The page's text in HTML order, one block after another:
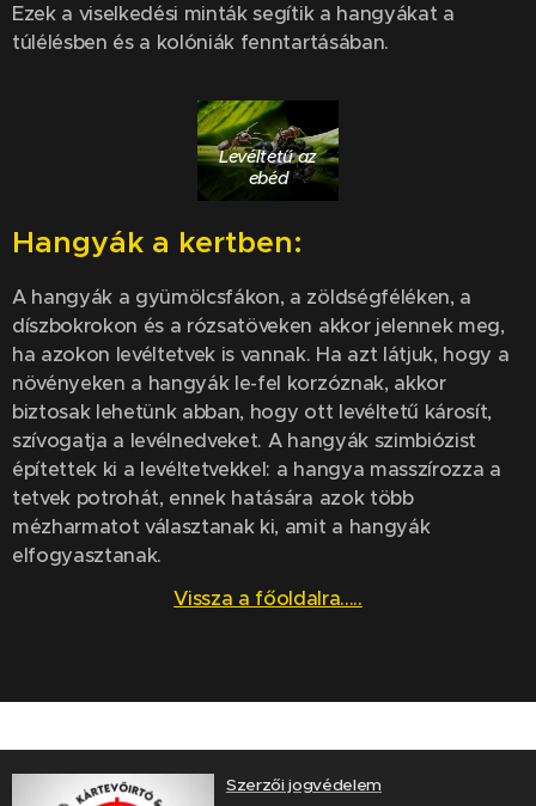
Ezek a viselkedési minták segítik a hangyákat a
túlélésben és a kolóniák fenntartásában.
Levéltetű az
ebéd
Hangyák a kertben:
A hangyák a gyümölcsfákon, a zöldségféléken, a
díszbokrokon és a rózsatöveken akkor jelennek meg,
ha azokon levéltetvek is vannak. Ha azt látjuk, hogy a
növényeken a hangyák le-fel korzóznak, akkor
biztosak lehetünk abban, hogy ott levéltetű károsít,
szívogatja a levélnedveket. A hangyák szimbiózist
építettek ki a levéltetvekkel: a hangya masszírozza a
tetvek potrohát, ennek hatására azok több
mézharmatot választanak ki, amit a hangyák
elfogyasztanak.
Vissza a főoldalra.....
Szerzői jogvédelem